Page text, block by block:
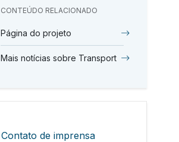
CONTEÚDO RELACIONADO
Página do projeto
Mais notícias sobre Transport
Contato de imprensa